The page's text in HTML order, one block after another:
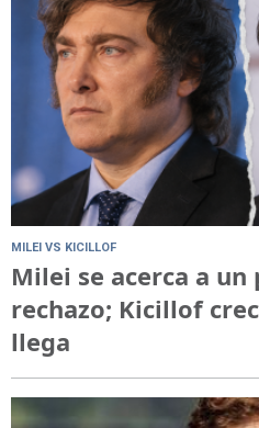
MILEI VS KICILLOF
Milei se acerca a
rechazo; Kicillof
llega